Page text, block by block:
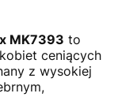
MK7393 to
ceniących
z wysokiej